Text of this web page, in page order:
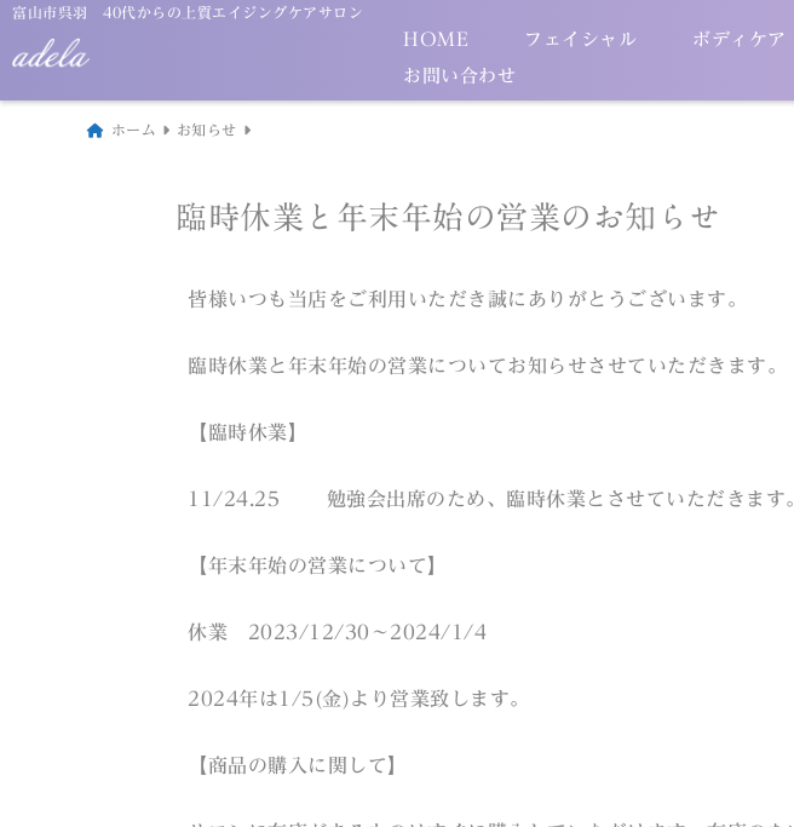
富山市呉羽 40代からの上質エイジングケアサロン
HOME フェイシャル ボディケア
お問い合わせ
ホーム お知らせ
臨時休業と年末年始の営業のお知らせ
皆様いつも当店をご利用いただき誠にありがとうございます。
臨時休業と年末年始の営業についてお知らせさせていただきます。
【臨時休業】
11/24.25 勉強会出席のため、臨時休業とさせていただきます
【年末年始の営業について】
休業 2023/12/30〜2024/1/4
2024年は1/5(金)より営業致します。
【商品の購入に関して】